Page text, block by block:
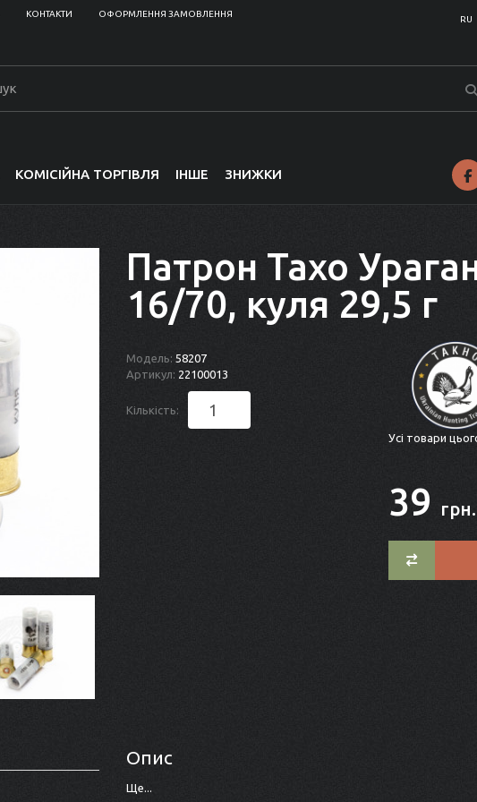
КОНТАКТИ ОФОРМЛЕННЯ ЗАМОВЛЕННЯ
RU
КОМІСІЙНА ТОРГІВЛЯ ІНШЕ ЗНИЖКИ
Патрон Тахо
16/70, куля 29,5 г
Модель: 58207
Артикул: 22100013
Кількість:
Усі товари
39 грн.
Опис
Ще...